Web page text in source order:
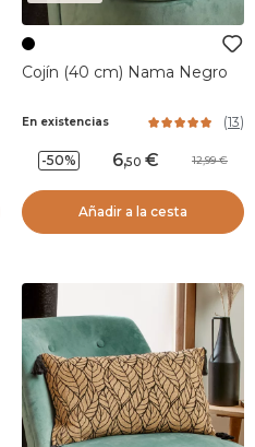
Cojín (40 cm) Nama Negro
En existencias (13)
-50% 6,50 12,99
Añadir a la cesta